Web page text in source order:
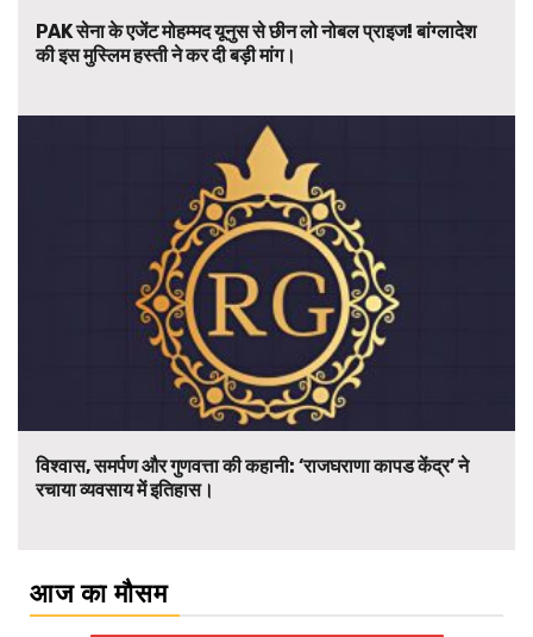
PAK सेना के एजेंट मोहम्मद यूनुस से छीन लो नोबल प्राइज! बांग्लादेश
की इस मुस्लिम हस्ती ने कर दी बड़ी मांग।
विश्वास, समर्पण और गुणवत्ता की कहानी: ‘राजघराणा कापड केंद्र’ ने
रचाया व्यवसाय में इतिहास।
आज का मौसम